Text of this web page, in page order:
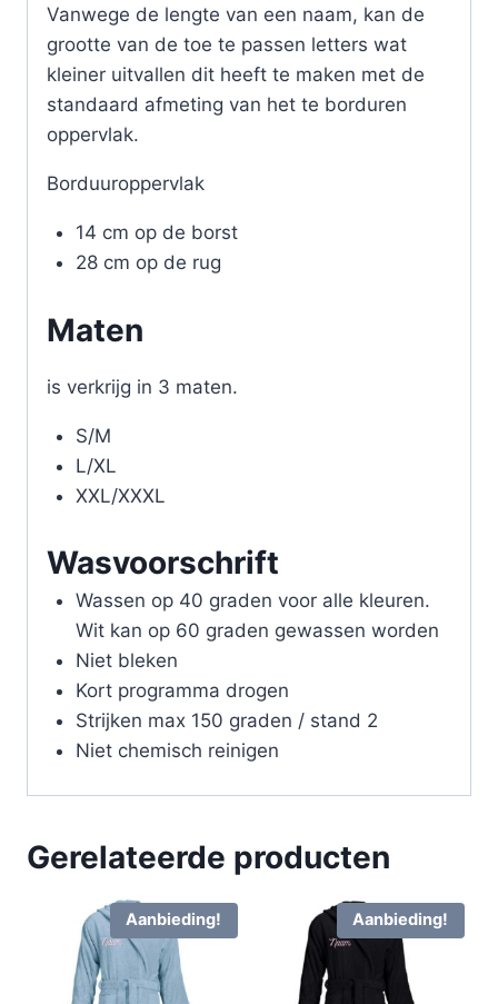
Vanwege de lengte van een naam, kan de
grootte van de toe te passen letters wat
kleiner uitvallen dit heeft te maken met de
standaard afmeting van het te borduren
oppervlak.
Borduuroppervlak
14 cm op de borst
28 cm op de rug
Maten
is verkrijg in 3 maten.
S/M
L/XL
XXL/XXXL
Wasvoorschrift
Wassen op 40 graden voor alle kleuren.
Wit kan op 60 graden gewassen worden
Niet bleken
Kort programma drogen
Strijken max 150 graden / stand 2
Niet chemisch reinigen
Gerelateerde producten
Aanbieding! Aanbieding!